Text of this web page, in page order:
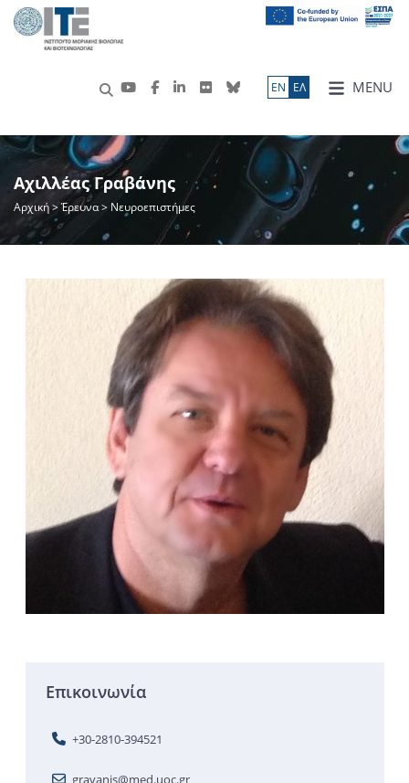
MENU
ΕN ΕΛ
Αχιλλέας Γραβάνης
Αρχική>Έρευνα> Νευροεπιστήμες
Επικοινωνία
+30-2810-394521
gravanis@med.uoc.gr